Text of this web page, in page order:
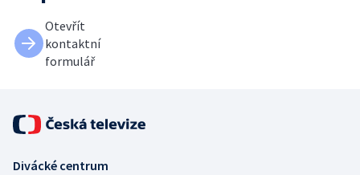
Otevřít
kontaktní
formulář
Divácké centrum